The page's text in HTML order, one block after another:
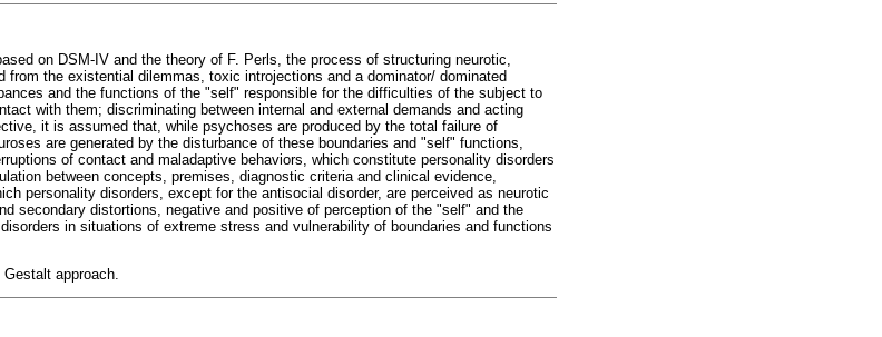
on DSM-IV and the theory of F. Perls, the process of structuring neurotic,
the existential dilemmas, toxic introjections and a dominator/ dominated
and the functions of the "self" responsible for the difficulties of the subject to
with them; discriminating between internal and external demands and acting
it is assumed that, while psychoses are produced by the total failure of
are generated by the disturbance of these boundaries and "self" functions,
of contact and maladaptive behaviors, which constitute personality disorders
between concepts, premises, diagnostic criteria and clinical evidence,
personality disorders, except for the antisocial disorder, are perceived as neurotic
secondary distortions, negative and positive of perception of the "self" and the
in situations of extreme stress and vulnerability of boundaries and functions
approach.